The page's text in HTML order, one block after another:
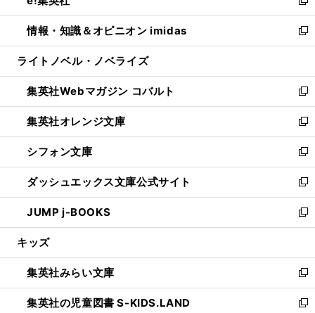
開
く
ウ
で
開
ン
ド
ウ
開
く
い
ウ
ィ
ン
ウ
で
開
く
新
し
い
ウ
ン
ド
ウ
で
開
く
情報・知識＆オピニオン imidas
新
し
ウ
ィ
ン
ド
ウ
で
開
く
ライトノベル・ノベライズ
集英社Webマガジン コバルト
新
し
い
ウ
ィ
ン
ド
ウ
で
開
集英社オレンジ文庫
新
し
い
ウ
ィ
ン
ド
ウ
開
く
シフォン文庫
新
し
い
ウ
ィ
ン
ウ
で
開
く
ダッシュエックス文庫公式サイト
新
し
い
ウ
ン
ド
ウ
で
JUMP j-BOOKS
新
し
ウ
ィ
ン
ド
キッズ
集英社みらい文庫
新
し
い
集英社の児童図書 S-KIDS.LAND
新